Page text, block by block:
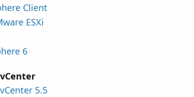
Client
ESXi
6
5.5